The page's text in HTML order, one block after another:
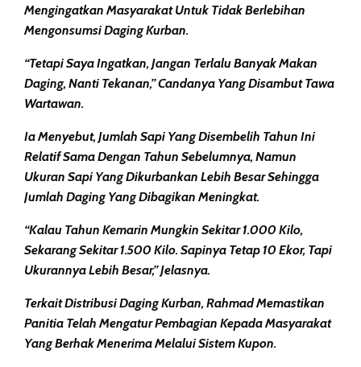
Mengingatkan Masyarakat Untuk Tidak Berlebihan
Mengonsumsi Daging Kurban.
“Tetapi Saya Ingatkan, Jangan Terlalu Banyak Makan
Daging, Nanti Tekanan,” Candanya Yang Disambut Tawa
Wartawan.
Ia Menyebut, Jumlah Sapi Yang Disembelih Tahun Ini
Relatif Sama Dengan Tahun Sebelumnya, Namun
Ukuran Sapi Yang Dikurbankan Lebih Besar Sehingga
Jumlah Daging Yang Dibagikan Meningkat.
“Kalau Tahun Kemarin Mungkin Sekitar 1.000 Kilo,
Sekarang Sekitar 1.500 Kilo. Sapinya Tetap 10 Ekor, Tapi
Ukurannya Lebih Besar,” Jelasnya.
Terkait Distribusi Daging Kurban, Rahmad Memastikan
Panitia Telah Mengatur Pembagian Kepada Masyarakat
Yang Berhak Menerima Melalui Sistem Kupon.